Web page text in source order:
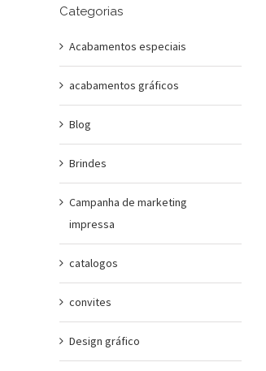
Categorias
Acabamentos especiais
acabamentos gráficos
Blog
Brindes
Campanha de marketing
impressa
catalogos
convites
Design gráfico